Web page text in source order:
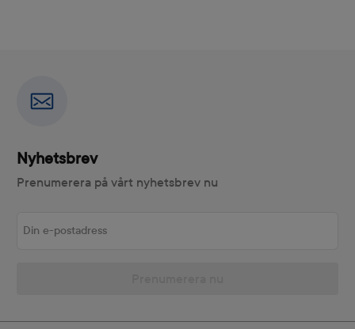
Nyhetsbrev
Prenumerera på vårt nyhetsbrev nu